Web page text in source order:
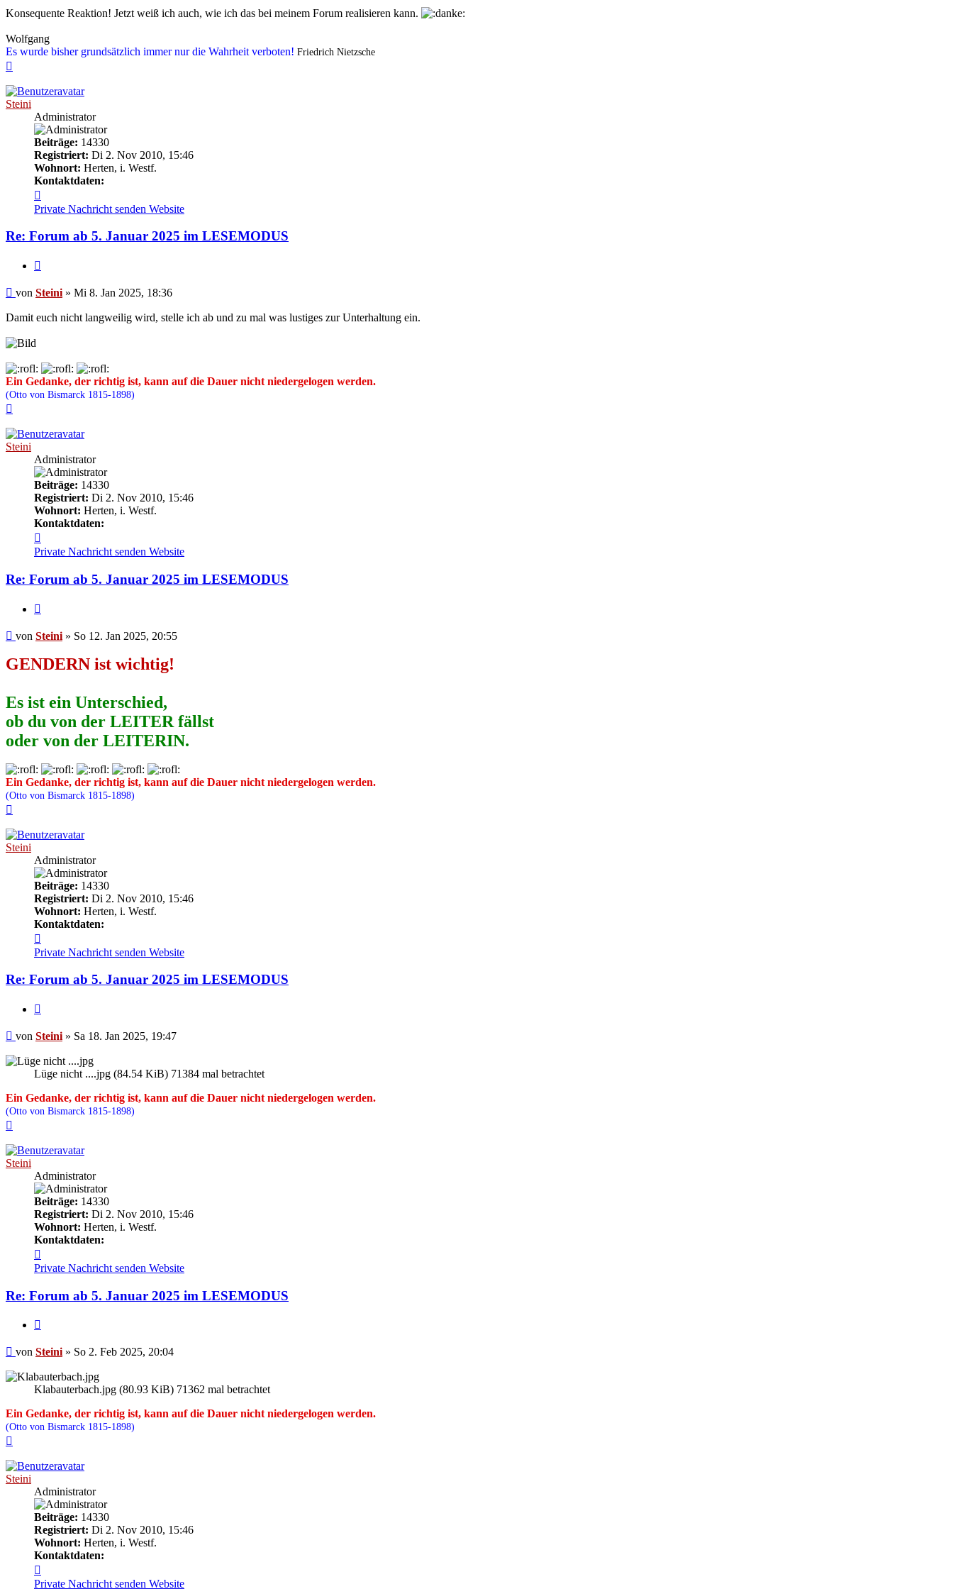
Konsequente Reaktion! Jetzt weiß ich auch, wie ich das bei meinem Forum realisieren kann.
Wolfgang
Es wurde bisher grundsätzlich immer nur die Wahrheit verboten! Friedrich Nietzsche
Steini
Administrator
Beiträge: 14330
Registriert: Di 2. Nov 2010, 15:46
Wohnort: Herten, i. Westf.
Kontaktdaten:
von
Steini
Private Nachricht senden Website
Re: Forum ab 5. Januar 2025 im LESEMODUS
Beitrag
von Steini » Mi 8. Jan 2025, 18:36
Damit euch nicht langweilig wird, stelle ich ab und zu mal was lustiges zur Unterhaltung ein.
Ein Gedanke, der richtig ist, kann auf die Dauer nicht niedergelogen werden.
(Otto von Bismarck 1815-1898)
Steini
Administrator
Beiträge: 14330
Registriert: Di 2. Nov 2010, 15:46
Wohnort: Herten, i. Westf.
Kontaktdaten:
von
Steini
Private Nachricht senden Website
Re: Forum ab 5. Januar 2025 im LESEMODUS
Beitrag
von Steini » So 12. Jan 2025, 20:55
GENDERN ist wichtig!
Es ist ein Unterschied,
ob du von der LEITER fällst
oder von der LEITERIN.
Ein Gedanke, der richtig ist, kann auf die Dauer nicht niedergelogen werden.
(Otto von Bismarck 1815-1898)
Steini
Administrator
Beiträge: 14330
Registriert: Di 2. Nov 2010, 15:46
Wohnort: Herten, i. Westf.
Kontaktdaten:
von
Steini
Private Nachricht senden Website
Re: Forum ab 5. Januar 2025 im LESEMODUS
Beitrag
von Steini » Sa 18. Jan 2025, 19:47
Lüge nicht ....jpg (84.54 KiB) 71384 mal betrachtet
Ein Gedanke, der richtig ist, kann auf die Dauer nicht niedergelogen werden.
(Otto von Bismarck 1815-1898)
Steini
Administrator
Beiträge: 14330
Registriert: Di 2. Nov 2010, 15:46
Wohnort: Herten, i. Westf.
Kontaktdaten:
von
Steini
Private Nachricht senden Website
Re: Forum ab 5. Januar 2025 im LESEMODUS
Beitrag
von Steini» So 2. Feb 2025, 20:04
Klabauterbach.jpg (80.93 KiB) 71362 mal betrachtet
Ein Gedanke, der richtig ist, kann auf die Dauer nicht niedergelogen werden.
(Otto von Bismarck 1815-1898)
Steini
Administrator
Beiträge: 14330
Registriert: Di 2. Nov 2010, 15:46
Wohnort: Herten, i. Westf.
Kontaktdaten:
von
Private Nachricht senden Website